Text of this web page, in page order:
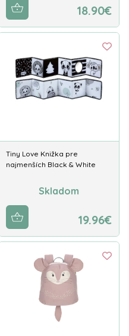
18.90€
Tiny Love Knižka pre
najmenších Black & White
Skladom
19.96€